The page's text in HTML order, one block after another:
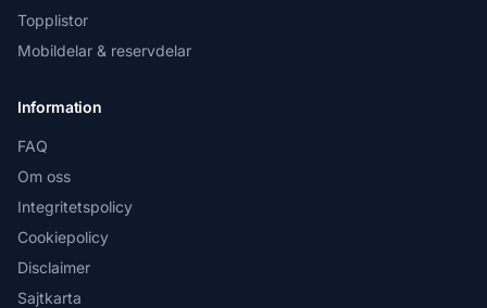
Topplistor
Mobildelar & reservdelar
Information
FAQ
Om oss
Integritetspolicy
Cookiepolicy
Disclaimer
Sajtkarta